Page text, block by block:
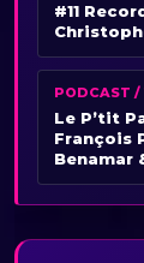
#11
PODCAST /
Le P’tit
François
Benamar